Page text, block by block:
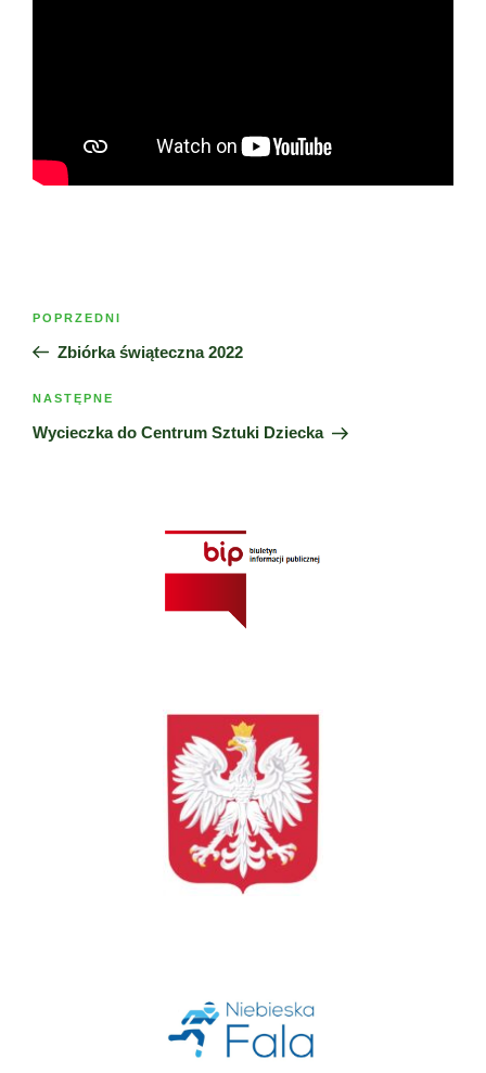
Poprzedni
wpis
POPRZEDNI
Zbiórka świąteczna 2022
Następny
wpis
NASTĘPNE
Wycieczka do Centrum Sztuki Dziecka